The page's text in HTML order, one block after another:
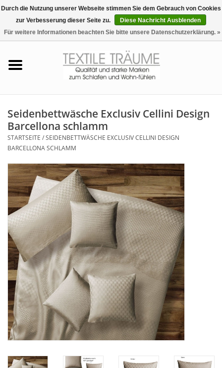
0 Artikel - €0,00
Tag & Nachtwäsche
Badezimmer & Sauna
Haus-Bademäntel
Plaids, Decken, Kissen
Mode & Accessoires
Edles aus Cashmere
Tisch & Küche
Kinder
Seidenbettwäsche Exclusiv Cellini Design
Barcellona schlamm
STARTSEITE /SEIDENBETTWÄSCHE EXCLUSIV CELLINI DESIGN
BARCELLONA SCHLAMM
Durch die Nutzung unserer Webseite stimmen Sie dem Gebrauch von Cookies
zur Verbesserung dieser Seite zu.
Diese Nachricht Ausblenden
Für weitere Informationen beachten Sie bitte unsere Datenschutzerklärung. »